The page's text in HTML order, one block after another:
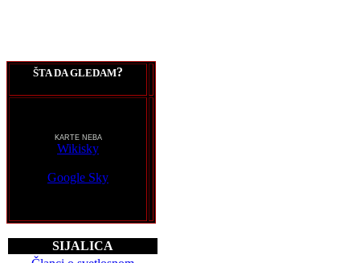
ŠTA DA GLEDAM?
KARTE NEBA
Wikisky
Google Sky
SIJALICA